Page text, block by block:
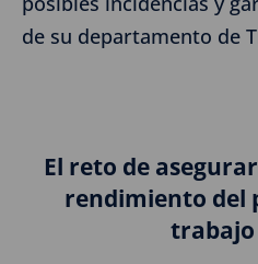
de su departamento de
El reto de
rendimiento del
trabajo